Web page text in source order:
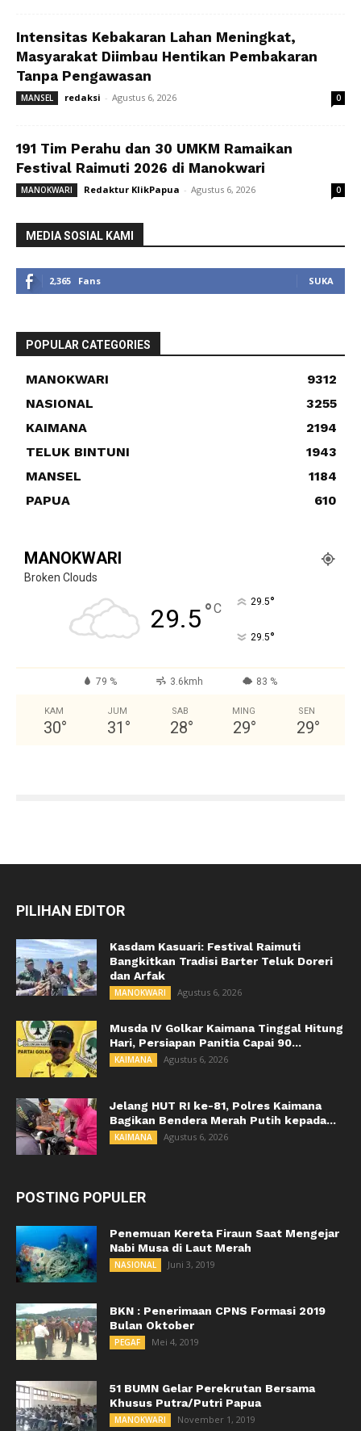
Intensitas Kebakaran Lahan Meningkat,
Masyarakat Diimbau Hentikan Pembakaran
Tanpa Pengawasan
MANSEL redaksi - Agustus 6, 2026 0
191 Tim Perahu dan 30 UMKM Ramaikan
Festival Raimuti 2026 di Manokwari
MANOKWARI Redaktur KlikPapua - Agustus 6, 2026 0
MEDIA SOSIAL KAMI
2,365 Fans SUKA
POPULAR CATEGORIES
MANOKWARI
9312
NASIONAL
3255
KAIMANA
2194
TELUK BINTUNI
1943
MANSEL
1184
PAPUA
610
MANOKWARI
Broken Clouds
29.5°C 29.5°
29.5°
79 % 3.6kmh 83 %
KAM
30°
JUM
31 °
SAB
28°
MING
29°
SEN
29°
PILIHAN EDITOR
Kasdam Kasuari: Festival Raimuti
Bangkitkan Tradisi Barter Teluk Doreri
dan Arfak
MANOKWARI Agustus 6, 2026
Musda IV Golkar Kaimana Tinggal Hitung
Hari, Persiapan Panitia Capai 90...
KAIMANA Agustus 6, 2026
Jelang HUT RI ke-81, Polres Kaimana
Bagikan Bendera Merah Putih kepada...
KAIMANA Agustus 6, 2026
POSTING POPULER
Penemuan Kereta Firaun Saat Mengejar
Nabi Musa di Laut Merah
NASIONAL Juni 3, 2019
BKN : Penerimaan CPNS Formasi 2019
Bulan Oktober
PEGAF Mei 4, 2019
51 BUMN Gelar Perekrutan Bersama
Khusus Putra/Putri Papua
MANOKWARI November 1, 2019